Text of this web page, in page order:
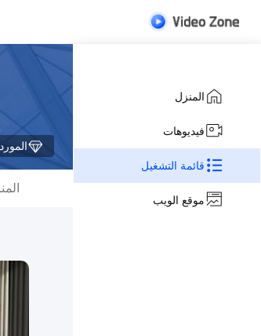
المنزل
فيديوهات
قائمة التشغيل
موقع الويب